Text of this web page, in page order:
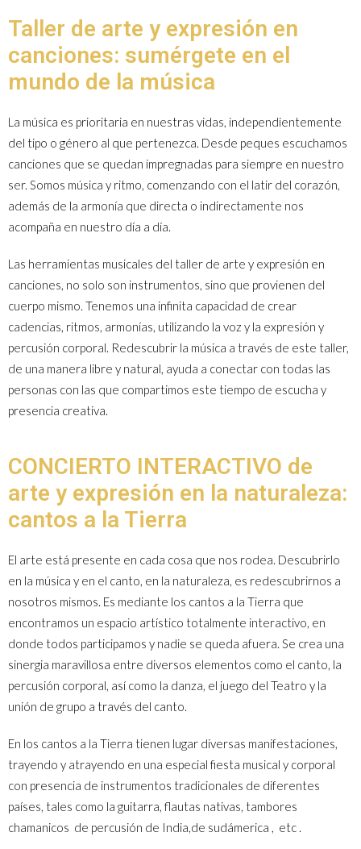
Taller de arte y expresión en
canciones: sumérgete en el
mundo de la música
La música es prioritaria en nuestras vidas, independientemente
del tipo o género al que pertenezca. Desde peques escuchamos
canciones que se quedan impregnadas para siempre en nuestro
ser. Somos música y ritmo, comenzando con el latir del corazón,
además de la armonía que directa o indirectamente nos
acompaña en nuestro día a día.
Las herramientas musicales del taller de arte y expresión en
canciones, no solo son instrumentos, sino que provienen del
cuerpo mismo. Tenemos una infinita capacidad de crear
cadencias, ritmos, armonías, utilizando la voz y la expresión y
percusión corporal. Redescubrir la música a través de este taller,
de una manera libre y natural, ayuda a conectar con todas las
personas con las que compartimos este tiempo de escucha y
presencia creativa.
CONCIERTO INTERACTIVO de
arte y expresión en la naturaleza:
cantos a la Tierra
El arte está presente en cada cosa que nos rodea. Descubrirlo
en la música y en el canto, en la naturaleza, es redescubrirnos a
nosotros mismos. Es mediante los cantos a la Tierra que
encontramos un espacio artístico totalmente interactivo, en
donde todos participamos y nadie se queda afuera. Se crea una
sinergia maravillosa entre diversos elementos como el canto, la
percusión corporal, así como la danza, el juego del Teatro y la
unión de grupo a través del canto.
En los cantos a la Tierra tienen lugar diversas manifestaciones,
trayendo y atrayendo en una especial fiesta musical y corporal
con presencia de instrumentos tradicionales de diferentes
países, tales como la guitarra, flautas nativas, tambores
chamanicos de percusión de India,de sudámerica , etc .